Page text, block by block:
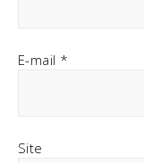
E-mail *
Site